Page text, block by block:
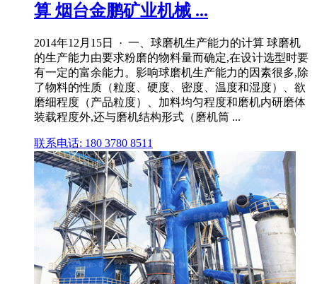
算 烟台金鹏矿业机械 ...
2014年12月15日 · 一、球磨机生产能力的计算 球磨机
的生产能力由要求粉磨的物料量而确定,在设计选型时要
有一定的富余能力。影响球磨机生产能力的因素很多,除
了物料的性质（粒度、硬度、密度、温度和湿度）、欲
磨细程度（产品粒度）、加料均匀程度和磨机内研磨体
装载程度外,还与磨机结构形式（磨机筒 ...
联系电话: 180 3780 8511